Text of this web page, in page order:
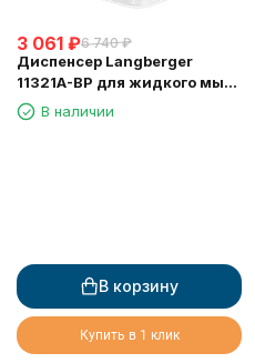
3 061 ₽6 740 ₽
Диспенсер Langberger
11321A-BP для жидкого мыла
черный стеклянный к стене
квадратный
В наличии
В корзину
Купить в 1 клик